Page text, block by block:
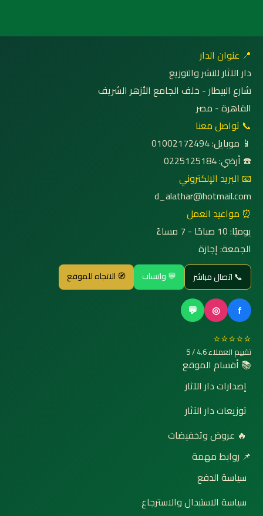
📍 عنوان الدار
دار الآثار للنشر والتوزيع
شارع البيطار - خلف الجامع الأزهر الشريف
القاهرة - مصر
📞 تواصل معنا
📱 موبايل: 01002172494
☎️ أرضي: 0225125184
📧 البريد الإلكتروني
d_alathar@hotmail.com
⏰ مواعيد العمل
يوميًا: 10 صباحًا - 7 مساءً
الجمعة: إجازة
📞 اتصال مباشر 💬 واتساب 🧭 الاتجاه للموقع
f
◎
💬
⭐⭐⭐⭐⭐
تقييم العملاء 4.6 / 5
📚 أقسام الموقع
إصدارات دار الآثار
توزيعات دار الآثار
🔥 عروض وتخفيضات
📌 روابط مهمة
سياسة الدفع
سياسة الاستبدال والاسترجاع